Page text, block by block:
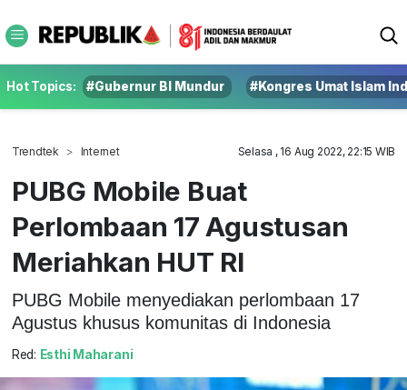
Hot Topics: #Gubernur BI Mundur #Kongres Umat Islam
Trendtek Internet Selasa , 16 Aug 2022, 22:15 WIB
PUBG Mobile Buat
Perlombaan 17 Agustusan
Meriahkan HUT RI
PUBG Mobile menyediakan perlombaan 17
Agustus khusus komunitas di Indonesia
Red: Esthi Maharani